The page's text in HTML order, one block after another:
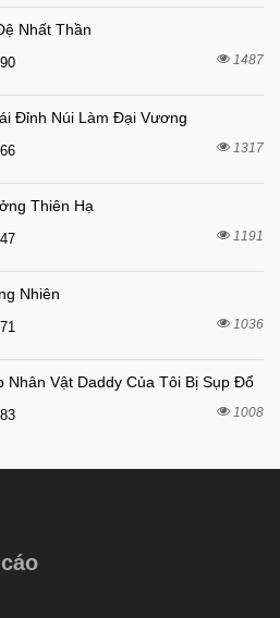
8 tháng trước
8 tháng trước
8 tháng trước
8 tháng trước
8 tháng trước
Nhất Thần
1487
Đỉnh Núi Làm Đại Vương
1317
Thiên Hạ
1191
Nhiên
1036
Nhân Vật Daddy Của Tôi Bị Sụp Đổ
1008